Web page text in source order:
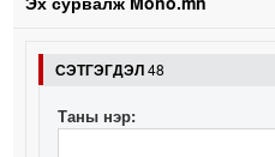
СЭТГЭГДЭЛ48
Таны нэр: